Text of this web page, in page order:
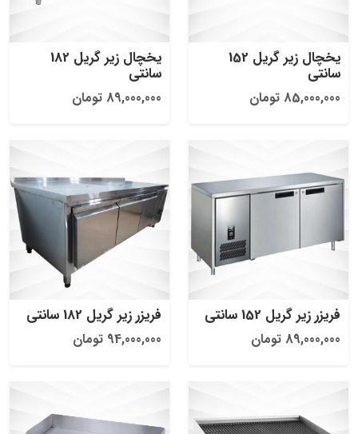
یخچال زیر گریل 152
سانتی
85,000,000 تومان
یخچال زیر گریل 182
سانتی
89,000,000 تومان
فریزر زیر گریل 152 سانتی
89,000,000 تومان
فریزر زیر گریل 182 سانتی
94,000,000 تومان